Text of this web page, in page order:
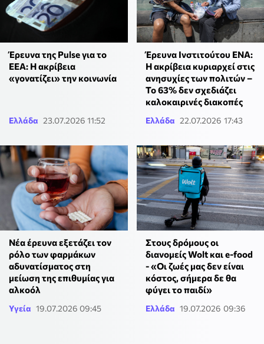
Έρευνα της Pulse για το
ΕΕΑ: Η ακρίβεια
«γονατίζει» την κοινωνία
Ελλάδα 23.07.2026 11:52
Έρευνα Ινστιτούτου ΕΝΑ:
Η ακρίβεια κυριαρχεί στις
ανησυχίες των πολιτών –
Το 63% δεν σχεδιάζει
καλοκαιρινές διακοπές
Ελλάδα 22.07.2026 17:43
Νέα έρευνα εξετάζει τον
ρόλο των φαρμάκων
αδυνατίσματος στη
μείωση της επιθυμίας για
αλκοόλ
Υγεία 19.07.2026 09:45
Στους δρόμους οι
διανομείς Wolt και e-food
- «Οι ζωές μας δεν είναι
κόστος, σήμερα δε θα
φύγει το παιδί»
Ελλάδα 19.07.2026 09:36